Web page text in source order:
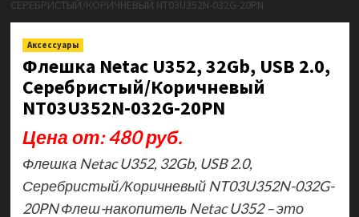
СЕРЕБРИСТЫЙ/КОРИЧНЕВЫЙ NT03U352N-032G-20PN
Аксессуары
Флешка Netac U352, 32Gb, USB 2.0,
Серебристый/Коричневый
NT03U352N-032G-20PN
Цена от: 480 руб.
Флешка Netac U352, 32Gb, USB 2.0,
Серебристый/Коричневый NT03U352N-032G-
20PN Флеш-накопитель Netac U352 – это